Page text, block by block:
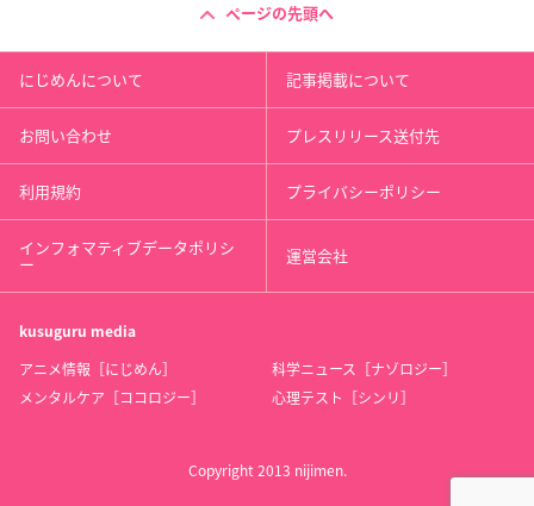
ページの先頭へ
にじめんについて 記事掲載について
お問い合わせ プレスリリース送付先
利用規約 プライバシーポリシー
インフォマティブデータポリシ
ー 運営会社
kusuguru media
アニメ情報［にじめん］
科学ニュース［ナゾロジー］
メンタルケア［ココロジー］
心理テスト［シンリ］
Copyright 2013 nijimen.